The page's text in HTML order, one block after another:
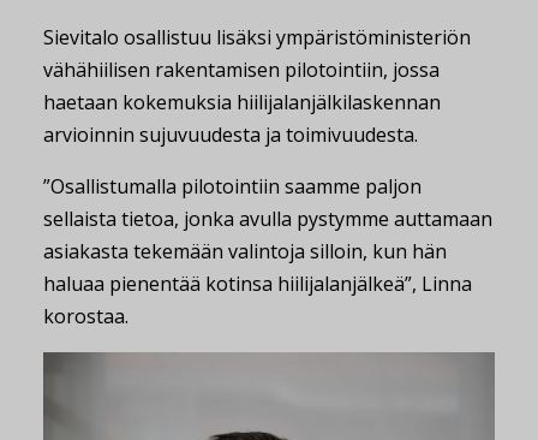
Sievitalo osallistuu lisäksi ympäristöministeriön
vähähiilisen rakentamisen pilotointiin, jossa
haetaan kokemuksia hiilijalanjälkilaskennan
arvioinnin sujuvuudesta ja toimivuudesta.
”Osallistumalla pilotointiin saamme paljon
sellaista tietoa, jonka avulla pystymme auttamaan
asiakasta tekemään valintoja silloin, kun hän
haluaa pienentää kotinsa hiilijalanjälkeä”, Linna
korostaa.